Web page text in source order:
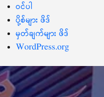
ဝင်ပါ
ပို့စ်များ ဖိဒ်
မှတ်ချက်များ ဖိဒ်
WordPress.org